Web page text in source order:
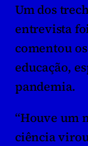
Um dos
entrevista
comentou
educação,
pandemia.
“Houve um
ciência